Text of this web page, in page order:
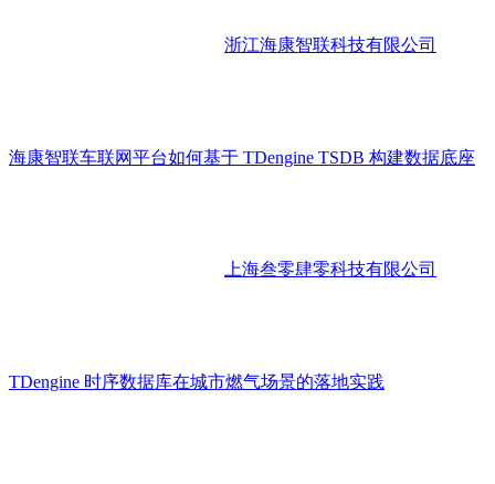
浙江海康智联科技有限公司
海康智联车联网平台如何基于 TDengine TSDB 构建数据底座
上海叁零肆零科技有限公司
TDengine 时序数据库在城市燃气场景的落地实践